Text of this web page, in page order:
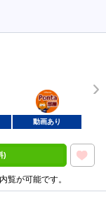
ポンタ
部屋
動画あり
)
覧が可能です。